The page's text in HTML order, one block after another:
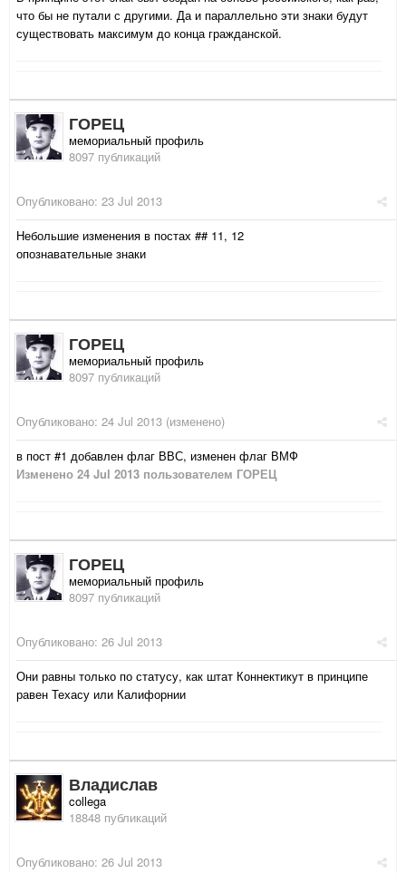
что бы не путали с другими. Да и параллельно эти знаки будут
существовать максимум до конца гражданской.
ГОРЕЦ
мемориальный профиль
8097 публикаций
Опубликовано: 23 Jul 2013
Небольшие изменения в постах ## 11, 12
опознавательные знаки
ГОРЕЦ
мемориальный профиль
8097 публикаций
Опубликовано: 24 Jul 2013 (изменено)
в пост #1 добавлен флаг ВВС, изменен флаг ВМФ
Изменено 24 Jul 2013 пользователем ГОРЕЦ
ГОРЕЦ
мемориальный профиль
8097 публикаций
Опубликовано: 26 Jul 2013
Они равны только по статусу, как штат Коннектикут в принципе
равен Техасу или Калифорнии
Владислав
collega
18848 публикаций
Опубликовано: 26 Jul 2013